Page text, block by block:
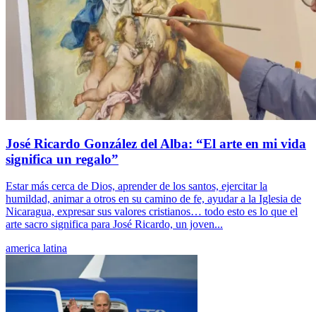
José Ricardo González del Alba: “El arte en mi vida
significa un regalo”
Estar más cerca de Dios, aprender de los santos, ejercitar la
humildad, animar a otros en su camino de fe, ayudar a la Iglesia de
Nicaragua, expresar sus valores cristianos… todo esto es lo que el
arte sacro significa para José Ricardo, un joven...
america latina